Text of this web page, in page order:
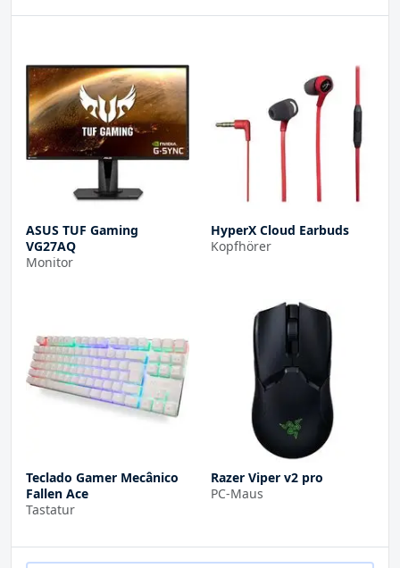
ASUS TUF Gaming
VG27AQ
Monitor
HyperX Cloud Earbuds
Kopfhörer
Teclado Gamer Mecânico
Fallen Ace
Tastatur
Razer Viper v2 pro
PC-Maus